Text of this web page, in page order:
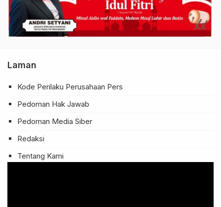
Laman
Kode Perilaku Perusahaan Pers
Pedoman Hak Jawab
Pedoman Media Siber
Redaksi
Tentang Kami